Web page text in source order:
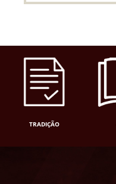
TRADIÇÃO